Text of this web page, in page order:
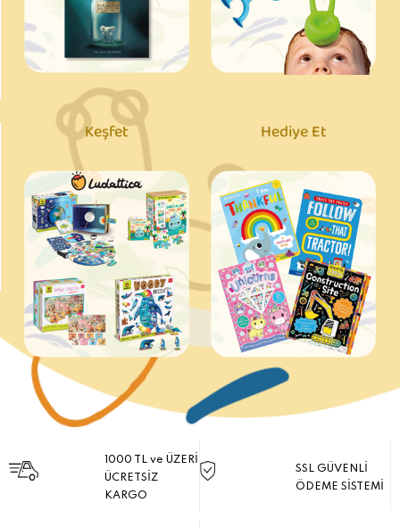
Keşfet Hediye Et
1000 TL ve ÜZERİ
ÜCRETSİZ
KARGO
SSL GÜVENLİ
ÖDEME SİSTEMİ